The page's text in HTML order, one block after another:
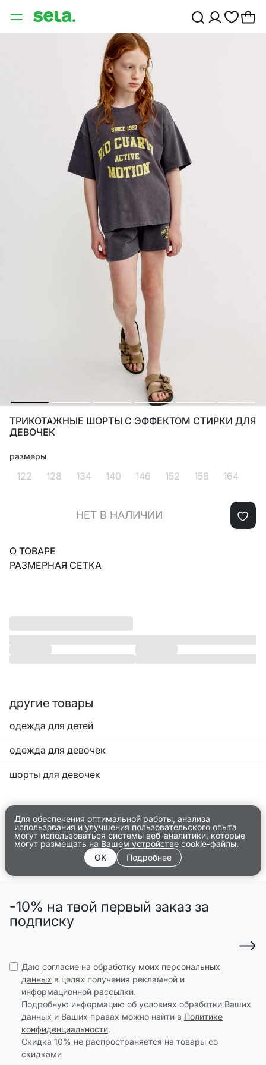
ТРИКОТАЖНЫЕ ШОРТЫ С ЭФФЕКТОМ СТИРКИ ДЛЯ
ДЕВОЧЕК
размеры
122 128 134 140 146 152 158 164
НЕТ В НАЛИЧИИ
О ТОВАРЕ
РАЗМЕРНАЯ СЕТКА
другие товары
одежда для детей
одежда для девочек
шорты для девочек
Для обеспечения оптимальной работы, анализа
использования и улучшения пользовательского опыта
могут использоваться системы веб-аналитики, которые
могут размещать на Вашем устройстве cookie-файлы.
OK
Подробнее
-10% на твой первый заказ за
подписку
Даю согласие на обработку моих персональных
данных в целях получения рекламной и
информационной рассылки.
Подробную информацию об условиях обработки Ваших
данных и Ваших правах можно найти в Политике
конфиденциальности.
Скидка 10% не распространяется на товары со
скидками